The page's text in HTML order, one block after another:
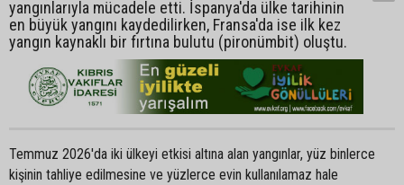
yangınlarıyla mücadele etti. İspanya'da ülke tarihinin
en büyük yangını kaydedilirken, Fransa'da ise ilk kez
yangın kaynaklı bir fırtına bulutu (pironümbit) oluştu.
Temmuz 2026'da iki ülkeyi etkisi altına alan yangınlar, yüz binlerce
kişinin tahliye edilmesine ve yüzlerce evin kullanılamaz hale